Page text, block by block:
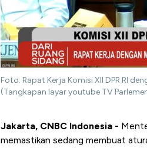
Foto: Rapat Kerja Komisi XII DPR RI
(Tangkapan layar youtube TV
Jakarta, CNBC Indonesia -
memastikan sedang membuat